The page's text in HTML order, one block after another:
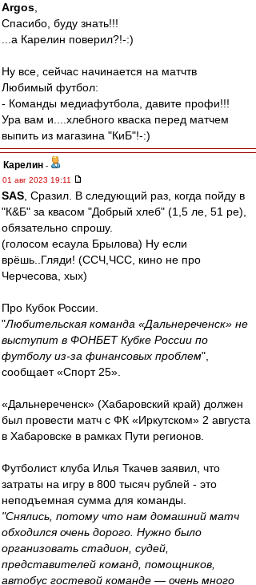
Argos
Спасибо, буду знать!!!
...а Карелин поверил?!-:)
Ну все, сейчас начинается на матчтв
Любимый футбол:
- Команды медиафутбола, давите профи!!!
Ура вам и....хлебного кваска перед матчем
выпить из магазина "КиБ"!-:)
Карелин -
01 авг 2023 19:11
SAS , Сразил. В следующий раз, когда пойду в
"К&Б" за квасом "Добрый хлеб" (1,5 ле, 51 ре),
обязательно спрошу.
(голосом есаула Брылова) Ну если
врёшь..Гляди! (ССЧ,ЧСС, кино не про
Черчесова, хых)
Про Кубок России.
"Любительская команда «Дальнереченск» не
выступит в ФОНБЕТ Кубке России по
футболу из‑за финансовых проблем",
сообщает «Спорт 25».
«Дальнереченск» (Хабаровский край) должен
был провести матч с ФК «Иркутском» 2 августа
в Хабаровске в рамках Пути регионов.
Футболист клуба Илья Ткачев заявил, что
затраты на игру в 800 тысяч рублей - это
неподъемная сумма для команды.
"Снялись, потому что нам домашний матч
обходился очень дорого. Нужно было
организовать стадион, судей,
представителей команд, помощников,
автобус гостевой команде — очень много